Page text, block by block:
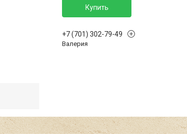
Купить
+7 (701) 302-79-49
Валерия